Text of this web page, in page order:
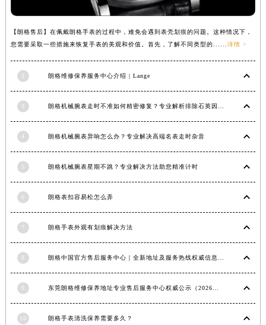
【朗格售后】在佩戴朗格手表的过程中，难免会遇到表壳划痕的问题。这种情况下，
您需要采取一些措施来恢复手表的美观和价值。首先，了解不同类型的...... 详情 >
2 朗格维修保养服务中心介绍 | Lange
3
4 朗格机械腕表异响怎么办？专业解决高端名表走时杂音
5 朗格机械腕表星期不跳？专业解决方法助您精准计时
6 朗格表扣容易松怎么弄
7 朗格手表外观有划痕解决方法
8
9
10 朗格手表清洗保养需要多久？